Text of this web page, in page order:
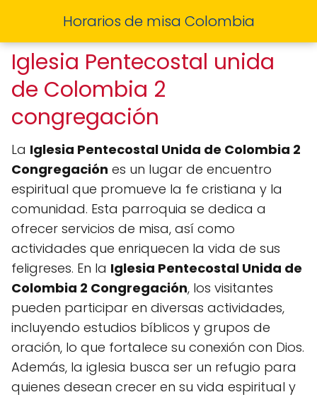
Horarios de misa Colombia
Iglesia Pentecostal unida
de Colombia 2
congregación
La Iglesia Pentecostal Unida de Colombia 2
Congregación es un lugar de encuentro
espiritual que promueve la fe cristiana y la
comunidad. Esta parroquia se dedica a
ofrecer servicios de misa, así como
actividades que enriquecen la vida de sus
feligreses. En la Iglesia Pentecostal Unida de
Colombia 2 Congregación, los visitantes
pueden participar en diversas actividades,
incluyendo estudios bíblicos y grupos de
oración, lo que fortalece su conexión con Dios.
Además, la iglesia busca ser un refugio para
quienes desean crecer en su vida espiritual y